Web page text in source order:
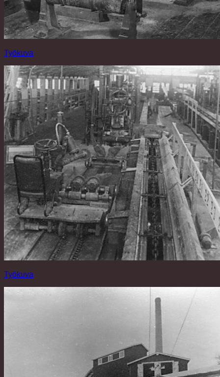
Työkuva
Työkuva